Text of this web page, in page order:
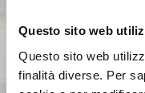
Questo sito web
Questo sito web
finalità diverse. Per
31/03/2007
Assemblea